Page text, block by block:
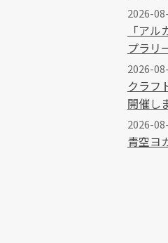
2026-
「ア
プラリ
2026-
クラフ
開催し
2026-
青空ヨ